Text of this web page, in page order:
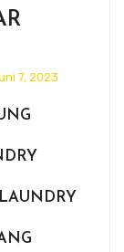
7, 2023